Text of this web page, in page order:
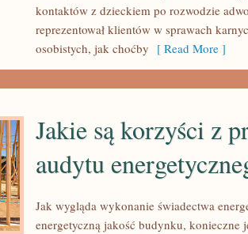
kontaktów z dzieckiem po rozwodzie
reprezentował klientów w sprawach
osobistych, jak choćby [ Read More ]
Jakie są korzyści z
audytu
Jak wygląda wykonanie świadectwa
energetyczną jakość budynku, konieczne